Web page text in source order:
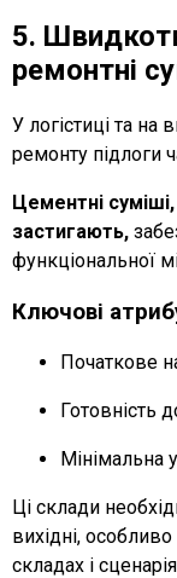
5.
ремонтні
У логістиці та на
ремонту підлоги
Цементні
застигають,
функціональної
Ключові
Початкове
Готовність
Мінімальна
Ці склади
вихідні,
складах і